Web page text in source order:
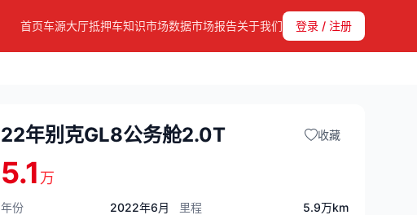
首页车源大厅抵押车知识市场数据市场报告关于我们 登录 / 注册
22年别克GL8公务舱2.0T 收藏
5.1 万
年份 2022年6月 里程
5.9万km